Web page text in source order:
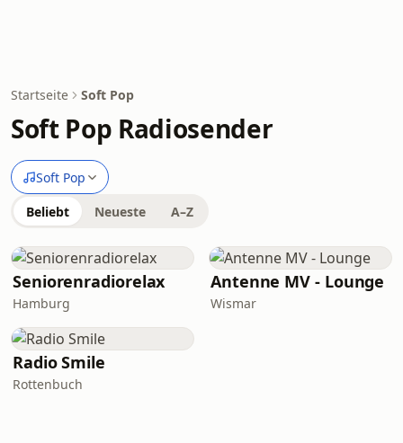
Startseite Soft Pop
Soft Pop Radiosender
Soft Pop
Beliebt Neueste A–Z
Seniorenradiorelax
Hamburg
Antenne MV - Lounge
Wismar
Radio Smile
Rottenbuch